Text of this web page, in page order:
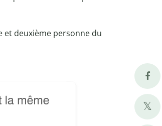
et deuxième personne du